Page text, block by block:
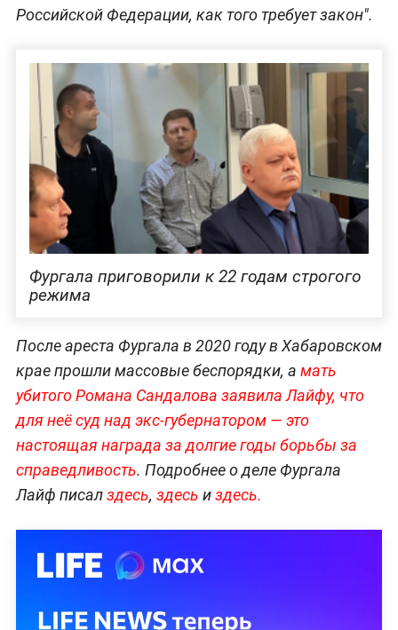
Российской Федерации, как того требует закон".
Фургала приговорили к 22 годам строгого
режима
После ареста Фургала в 2020 году в Хабаровском
крае прошли массовые беспорядки, а мать
убитого Романа Сандалова заявила Лайфу, что
для неё суд над экс-губернатором — это
настоящая награда за долгие годы борьбы за
справедливость. Подробнее о деле Фургала
Лайф писалздесь, здесь издесь.